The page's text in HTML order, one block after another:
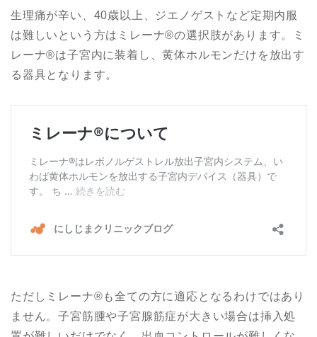
生理痛が辛い、40歳以上、ジエノゲストなど定期内服
は難しいという方はミレーナ®︎の選択肢があります。ミ
レーナ®︎は子宮内に装着し、黄体ホルモンだけを放出す
る器具となります。
ただしミレーナ®︎も全ての方に適応となるわけではあり
ません。子宮筋腫や子宮腺筋症が大きい場合は挿入処